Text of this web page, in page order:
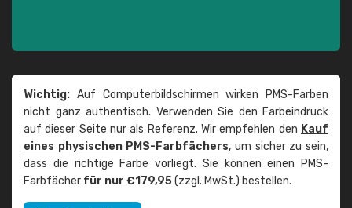
Wichtig: Auf Computerbildschirmen wirken PMS-Farben
nicht ganz authentisch. Verwenden Sie den Farbeindruck
auf dieser Seite nur als Referenz. Wir empfehlen den Kauf
eines physischen PMS-Farbfächers, um sicher zu sein,
dass die richtige Farbe vorliegt. Sie können einen PMS-
Farbfächer für nur €179,95(zzgl. MwSt.) bestellen.